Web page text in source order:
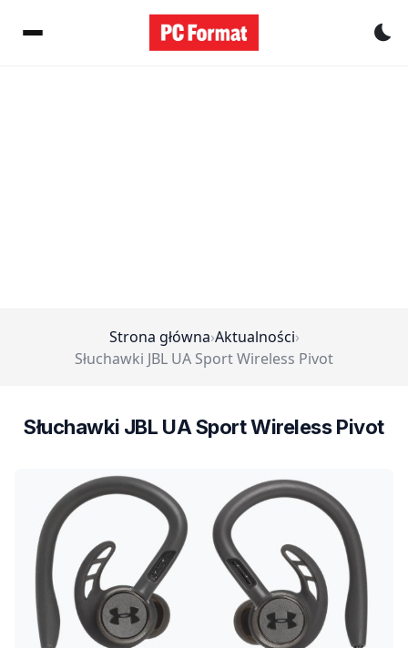
Strona główna›Aktualności›
Słuchawki JBL UA Sport Wireless Pivot
Słuchawki JBL UA Sport Wireless Pivot